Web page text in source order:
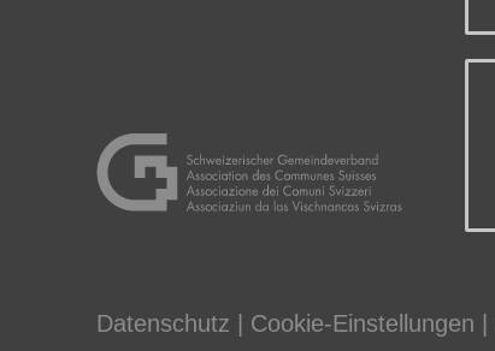
Datenschutz | Cookie-Einstellungen |